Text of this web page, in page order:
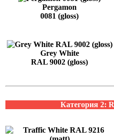
Pergamon
0081 (gloss)
Grey White
RAL 9002 (gloss)
Категория 2: